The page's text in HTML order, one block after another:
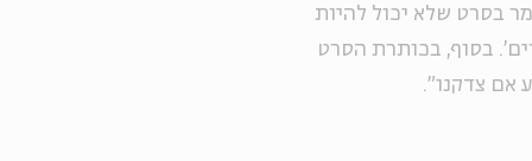
בסרט שלא יכול להיות
בסוף, בכותרת הסרט
אם צדקנו".